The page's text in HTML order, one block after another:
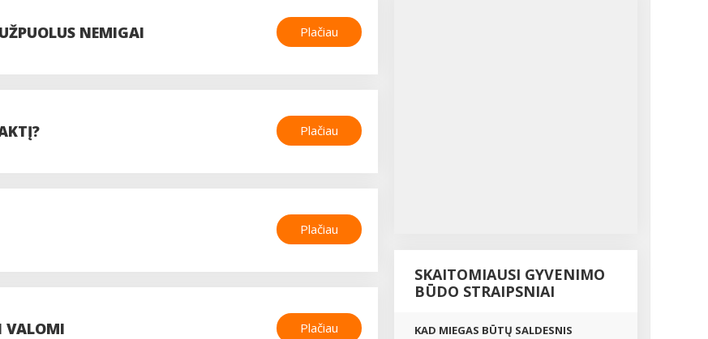
NEMIGAI Plačiau
Plačiau
Plačiau
VALOMI Plačiau
SKAITOMIAUSI GYVENIMO
BŪDO STRAIPSNIAI
KAD MIEGAS BŪTŲ SALDESNIS